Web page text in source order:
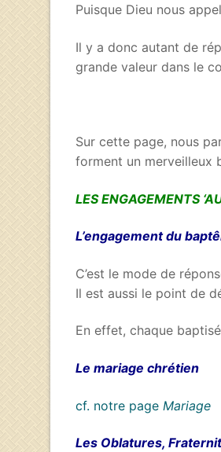
Puisque Dieu nous
Il y a donc autant de
grande valeur dans le
Sur cette page, nous
forment un merveilleux
LES ENGAGEMENTS
L’engagement du
C’est le mode de
Il est aussi le point de
En effet, chaque
Le mariage chrétien
cf. notre page Mariage
Les Oblatures,